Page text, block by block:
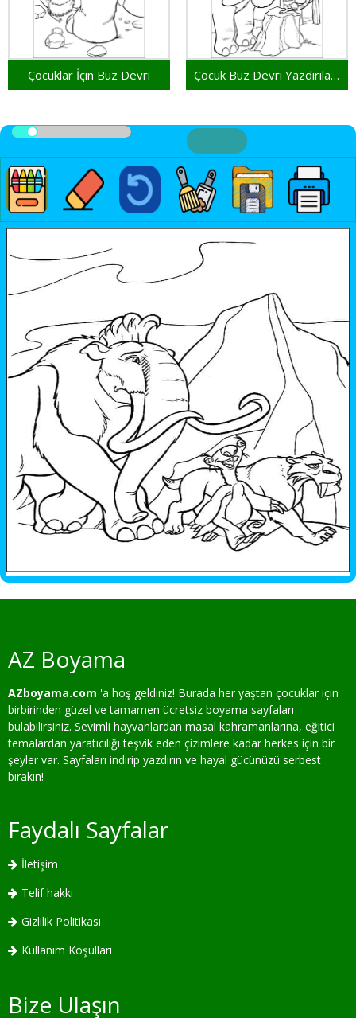
Çocuklar İçin Buz Devri Çocuk Buz Devri Yazdırılabilir
AZ Boyama
AZboyama.com 'a hoş geldiniz! Burada her yaştan çocuklar için
birbirinden güzel ve tamamen ücretsiz boyama sayfaları
bulabilirsiniz. Sevimli hayvanlardan masal kahramanlarına, eğitici
temalardan yaratıcılığı teşvik eden çizimlere kadar herkes için bir
şeyler var. Sayfaları indirip yazdırın ve hayal gücünüzü serbest
bırakın!
Faydalı Sayfalar
İletişim
Telif hakkı
Gizlilik Politikası
Kullanım Koşulları
Bize Ulaşın